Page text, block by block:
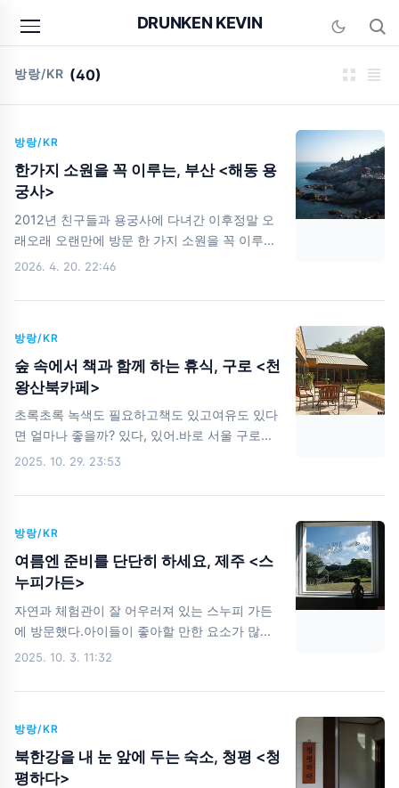
DRUNKEN KEVIN
방랑/KR (40)
방랑/KR
한가지 소원을 꼭 이루는, 부산 <해동 용
궁사>
2012년 친구들과 용궁사에 다녀간 이후정말 오
래오래 오랜만에 방문 한 가지 소원을 꼭 이루워
주는 용신(?)이 계시는해동 용궁사 드래곤볼을
배부터 채우자 씨앗 호떡과 빨간 어묵 언제적 버
런지사람이 정말 많다. 바다와 함께 경치가 아름
다운 용궁사 동전들이 반짝반짝 부산 겨울 바다
색깔 파란색 외곽선이 용의 형상을 알려준다. 찾
래곤볼을 찾은 것 같아요.어서 소원을 이뤄주세
요. 제 계좌에 하이닉스 10,000주만 넣어주세요.
2026. 4. 20. 22:46
방랑/KR
숲 속에서 책과 함께 하는 휴식, 구로 <천
왕산북카페>
초록초록 녹색도 필요하고책도 있고여유도 있다
면 얼마나 좋을까? 있다, 있어.바로 서울 구로구
의 끝자락천왕산에 위치한 천왕산북카페다. 책쉼
과 상충될 수도 있지만,아이러니하게도 차가 없
다고 하더라도주차가 힘드니 쉼을 위해서 부지런
해야 한다는 모순이 발생한다. 그래도 좋다.북카
페 외부의 공간도 좋다. 책만 있는 것도 아니고,
개의 건물로 되어 있는데,입구 왼쪽은 카페오른
쪽은 책을 볼 수 있는 공간이다. 카페 내부 공간
도 목조로 지어져외부 공간과의 이질감이 없다.
오른쪽..
2025. 10. 29. 23:53
방랑/KR
여름엔 준비를 단단히 하세요, 제주 <스
누피가든>
자연과 체험관이 잘 어우러져 있는 스누피 가든
에 방문했다.아이들이 좋아할 만한 요소가 많지
만,단순히 캐릭터 전시에 그치지 않고넓은 야외
위 방문객이 많이 찾는다. 주차장에서부터 자연
가장 먼저 눈에 들어오는 것은 푸른 녹음이다.그
리고 곳곳에 스누피와 친구들의 조형물이 있어
포토존으로 활용된다. 인기 있는 포인트는 줄이
2025. 10. 3. 11:32
방랑/KR
북한강을 내 눈 앞에 두는 숙소, 청평 <청
평하다>